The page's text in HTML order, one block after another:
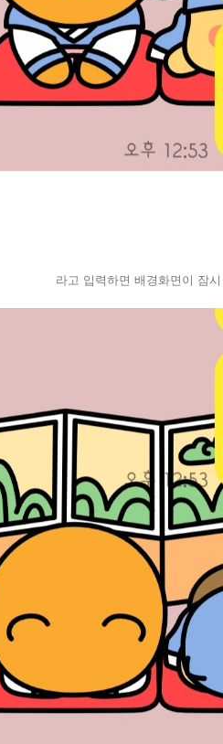
라고 입력하면 배경화면이 잠